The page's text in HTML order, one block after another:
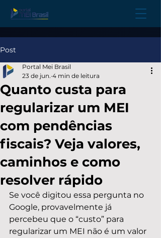
Post
Quanto custa para
regularizar um MEI
com pendências
fiscais? Veja valores,
caminhos e como
resolver rápido
Portal Mei Brasil
23 de jun. 4 min de leitura
Se você digitou essa pergunta no
Google, provavelmente já
percebeu que o “custo” para
regularizar um MEI não é um valor